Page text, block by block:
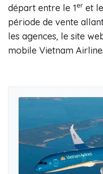
départ entre le 1er et
période de vente
les agences, le site
mobile Vietnam